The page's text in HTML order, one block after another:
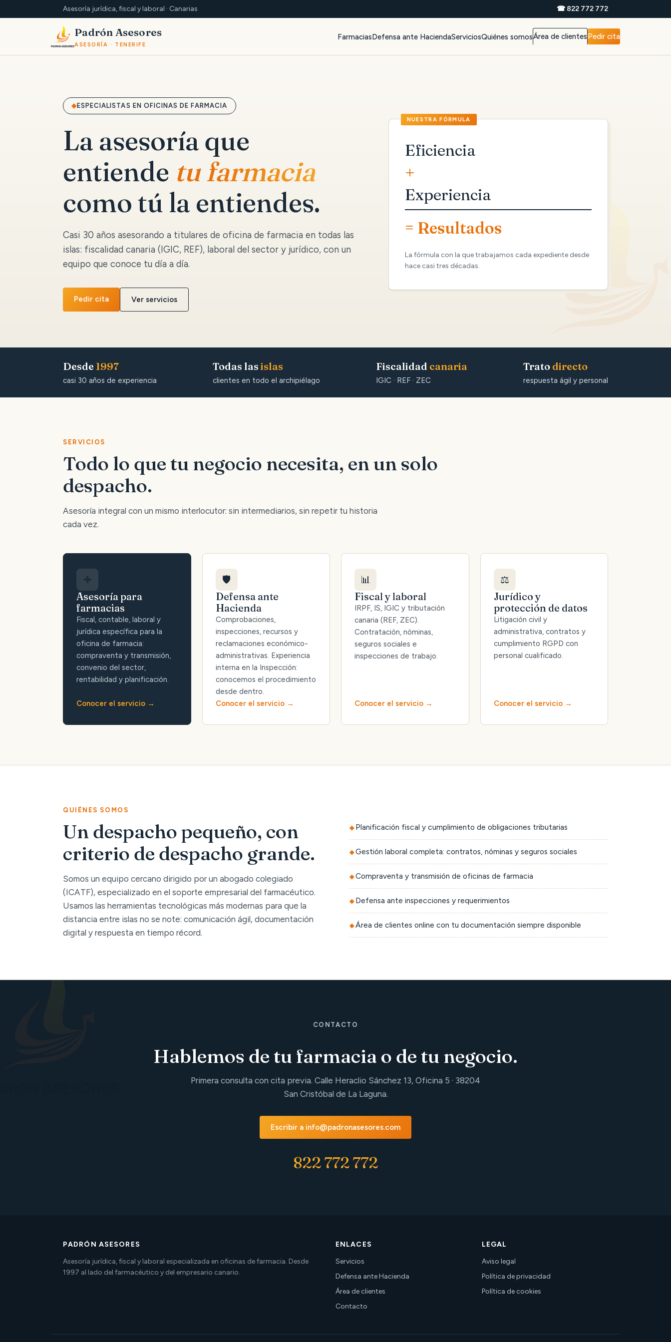
Asesoría jurídica, fiscal y laboral · Canarias ☎ 822 772 772
Padrón Asesores
ASESORÍA · TENERIFE
FarmaciasDefensa ante HaciendaServiciosQuiénes somosÁrea de clientesPedir cita
ESPECIALISTAS EN OFICINAS DE FARMACIA
La asesoría que
entiende tu farmacia
como tú la entiendes.
Casi 30 años asesorando a titulares de oficina de farmacia en todas las
islas: fiscalidad canaria (IGIC, REF), laboral del sector y jurídico, con un
equipo que conoce tu día a día.
Pedir cita Ver servicios
Eficiencia
+
Experiencia
= Resultados
La fórmula con la que trabajamos cada expediente desde
hace casi tres décadas.
Desde 1997
casi 30 años de experiencia
Todas las islas
clientes en todo el archipiélago
Fiscalidad canaria
IGIC · REF · ZEC
Trato directo
respuesta ágil y personal
SERVICIOS
Todo lo que tu negocio necesita, en un solo
despacho.
Asesoría integral con un mismo interlocutor: sin intermediarios, sin repetir tu historia
cada vez.
Asesoría para
farmacias
Fiscal, contable, laboral y
jurídica específica para la
oficina de farmacia:
compraventa y transmisión,
convenio del sector,
rentabilidad y planificación.
Conocer el servicio
🛡️
Defensa ante
Hacienda
Comprobaciones,
inspecciones, recursos y
reclamaciones económico-
administrativas. Experiencia
interna en la Inspección:
conocemos el procedimiento
desde dentro.
Conocer el servicio
📊
Fiscal y laboral
IRPF, IS, IGIC y tributación
canaria (REF, ZEC).
Contratación, nóminas,
seguros sociales e
inspecciones de trabajo.
Conocer el servicio
⚖️
Jurídico y
protección de datos
Litigación civil y
administrativa, contratos y
cumplimiento RGPD con
personal cualificado.
Conocer el servicio
QUIÉNES SOMOS
Un despacho pequeño, con
criterio de despacho grande.
Somos un equipo cercano dirigido por un abogado colegiado
(ICATF), especializado en el soporte empresarial del farmacéutico.
Usamos las herramientas tecnológicas más modernas para que la
distancia entre islas no se note: comunicación ágil, documentación
digital y respuesta en tiempo récord.
Planificación fiscal y cumplimiento de obligaciones tributarias
Gestión laboral completa: contratos, nóminas y seguros sociales
Compraventa y transmisión de oficinas de farmacia
Defensa ante inspecciones y requerimientos
Área de clientes online con tu documentación siempre disponible
CONTACTO
Hablemos de tu farmacia o de tu negocio.
Primera consulta con cita previa. Calle Heraclio Sánchez 13, Oficina 5 · 38204
San Cristóbal de La Laguna.
Escribir a info@padronasesores.com
822 772 772
PADRÓN ASESORES
Asesoría jurídica, fiscal y laboral especializada en oficinas de farmacia. Desde
1997 al lado del farmacéutico y del empresario canario.
ENLACES
Servicios
Defensa ante Hacienda
Área de clientes
Contacto
LEGAL
Aviso legal
Política de privacidad
Política de cookies